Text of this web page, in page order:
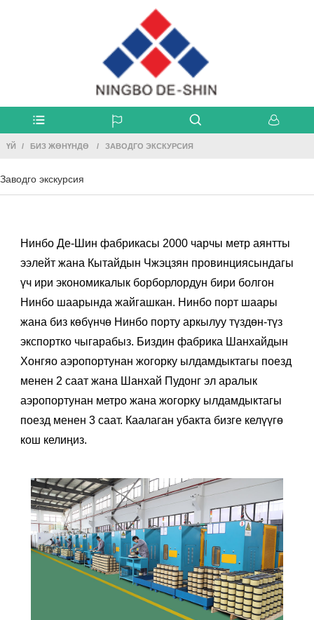
ҮЙ БИЗ ЖӨНҮНДӨ ЗАВОДГО ЭКСКУРСИЯ
Заводго экскурсия
Нинбо Де-Шин фабрикасы 2000 чарчы метр аянтты
ээлейт жана Кытайдын Чжэцзян провинциясындагы
үч ири экономикалык борборлордун бири болгон
Нинбо шаарында жайгашкан. Нинбо порт шаары
жана биз көбүнчө Нинбо порту аркылуу түздөн-түз
экспортко чыгарабыз. Биздин фабрика Шанхайдын
Хонгяо аэропортунан жогорку ылдамдыктагы поезд
менен 2 саат жана Шанхай Пудонг эл аралык
аэропортунан метро жана жогорку ылдамдыктагы
поезд менен 3 саат. Каалаган убакта бизге келүүгө
кош келиңиз.